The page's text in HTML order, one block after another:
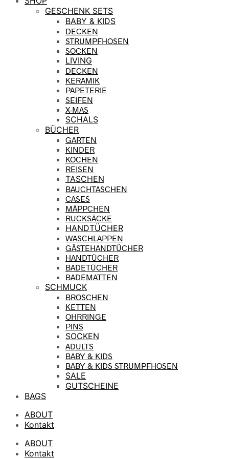
GESCHENK SETS
BABY & KIDS
DECKEN
STRUMPFHOSEN
SOCKEN
LIVING
DECKEN
KERAMIK
PAPETERIE
SEIFEN
X-MAS
SCHALS
BÜCHER
GARTEN
KINDER
KOCHEN
REISEN
TASCHEN
BAUCHTASCHEN
CASES
MÄPPCHEN
RUCKSÄCKE
HANDTÜCHER
WASCHLAPPEN
GÄSTEHANDTÜCHER
HANDTÜCHER
BADETÜCHER
BADEMATTEN
SCHMUCK
BROSCHEN
KETTEN
OHRRINGE
PINS
SOCKEN
ADULTS
BABY & KIDS
BABY & KIDS STRUMPFHOSEN
SALE
GUTSCHEINE
BAGS
ABOUT
Kontakt
ABOUT
Kontakt